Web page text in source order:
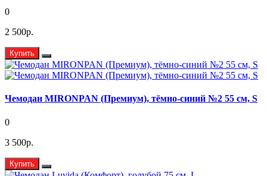
0
2 500р.
Купить
Чемодан MIRONPAN (Премиум), тёмно-синий №2 55 см, S
0
3 500р.
Купить